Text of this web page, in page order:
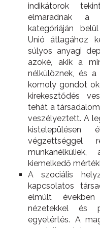
indikátorok
elmaradnak a
kategóriáján
Unió átlagához
súlyos anyagi
azoké, akik a
nélkülöznek, és
komoly gondot
kirekesztődés
tehát a
veszélyeztett. A
végzettséggel
kiemelkedő
A szociális
kapcsolatos
elmúlt
nézetekkel és
egyetértés. A